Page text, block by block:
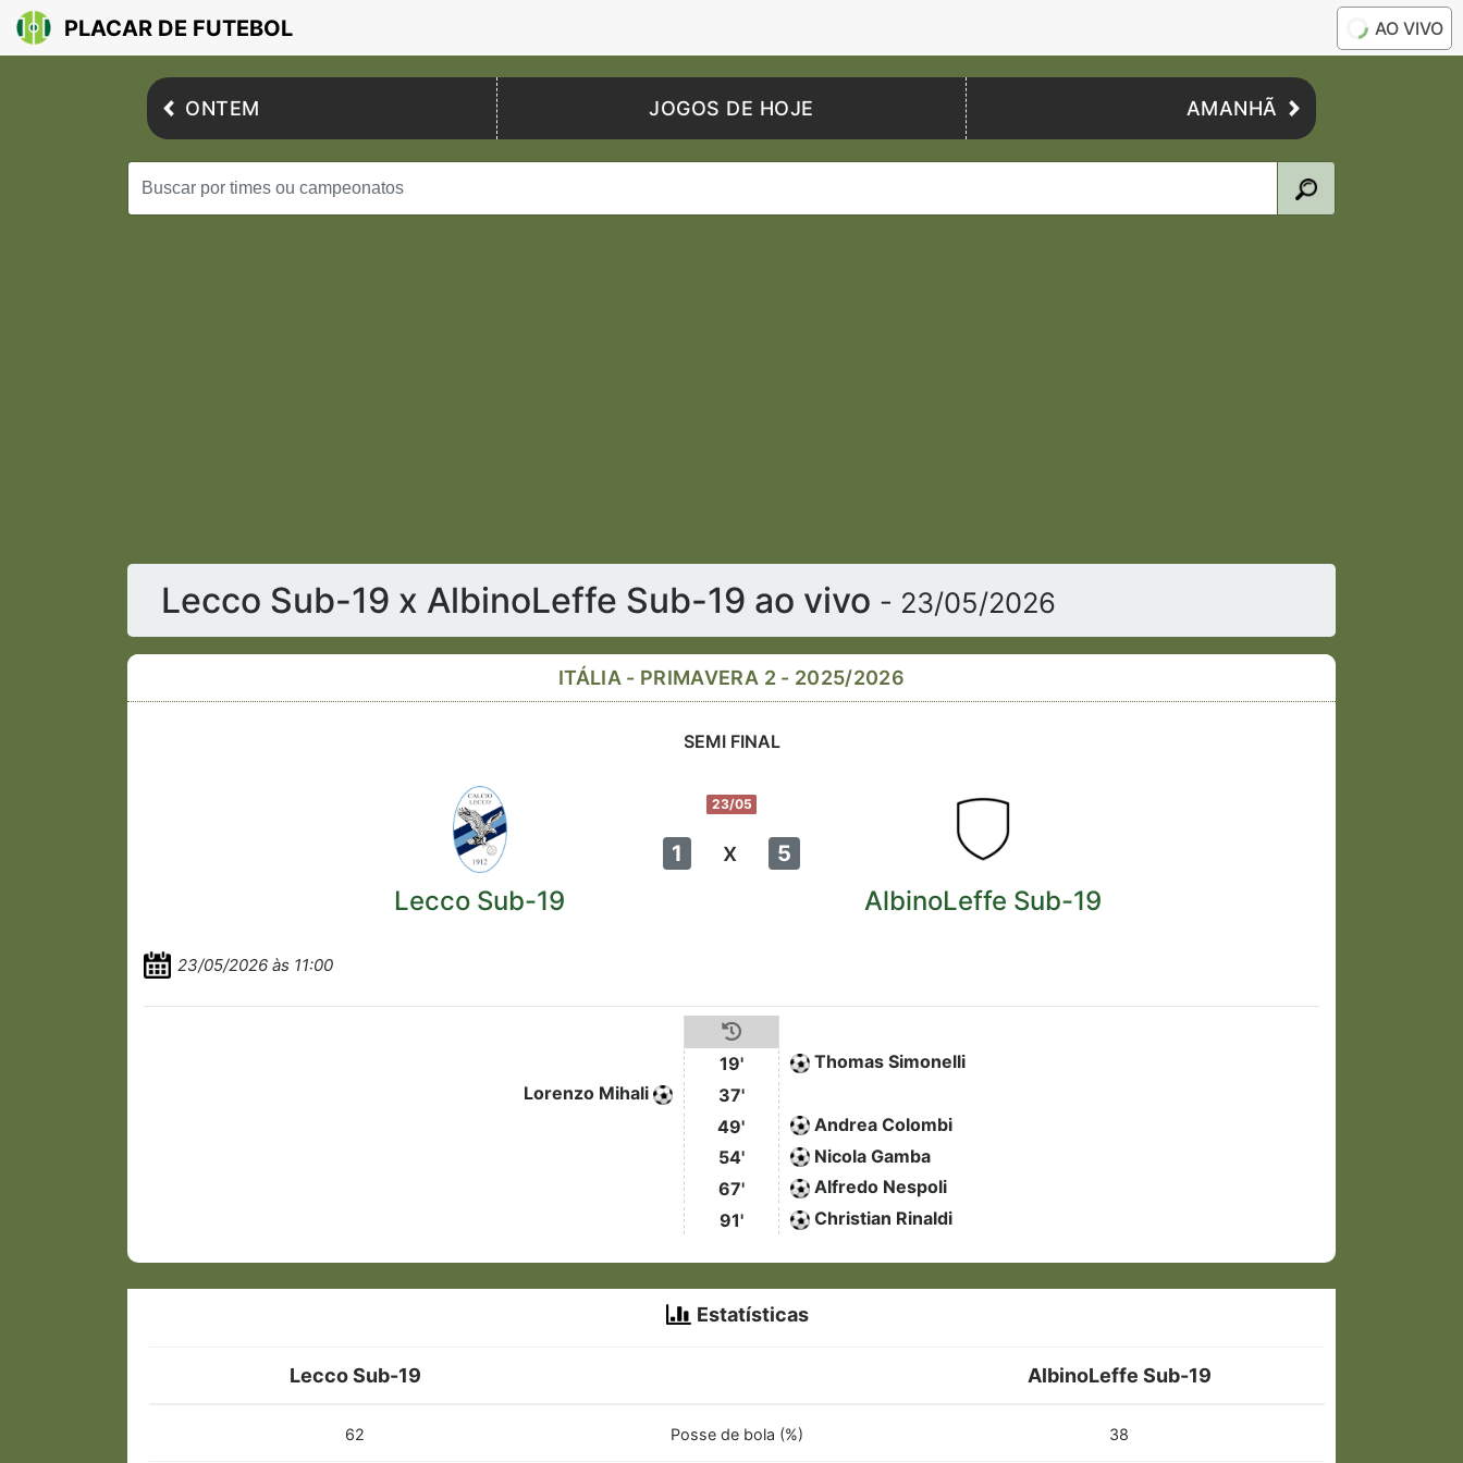
PLACAR DE FUTEBOL AO VIVO
ONTEM JOGOS DE HOJE AMANHÃ
Lecco Sub-19 x AlbinoLeffe Sub-19 ao vivo - 23/05/2026
ITÁLIA - PRIMAVERA 2 - 2025/2026
SEMI FINAL
23/05
1 x 5
Lecco Sub-19 AlbinoLeffe Sub-19
23/05/2026 às 11:00
19'
Thomas Simonelli
Lorenzo Mihali
37'
49'
Andrea Colombi
54'
Nicola Gamba
67'
Alfredo Nespoli
91'
Christian Rinaldi
Estatísticas
Lecco Sub-19 AlbinoLeffe Sub-19
62 Posse de bola (%) 38